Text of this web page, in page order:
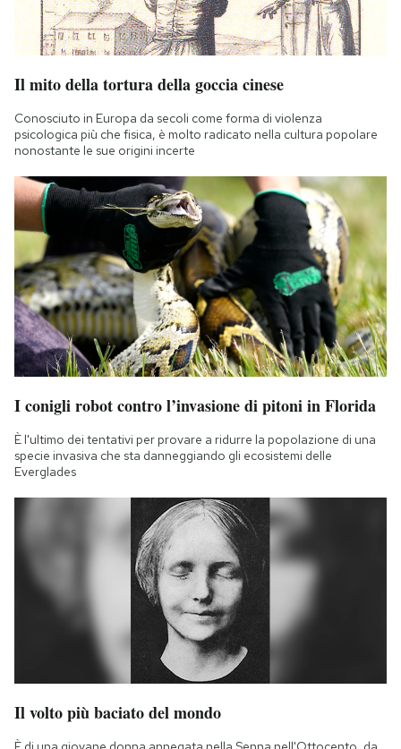
Il mito della tortura della goccia cinese
Conosciuto in Europa da secoli come forma di violenza
psicologica più che fisica, è molto radicato nella cultura popolare
nonostante le sue origini incerte
I conigli robot contro l’invasione di pitoni in Florida
È l'ultimo dei tentativi per provare a ridurre la popolazione di una
specie invasiva che sta danneggiando gli ecosistemi delle
Everglades
Il volto più baciato del mondo